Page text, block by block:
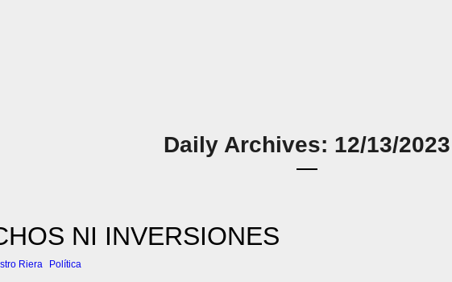
Daily Archives: 12/13/2023
NI INVERSIONES
Riera Política